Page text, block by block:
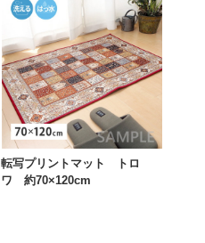
転写プリントマット トロ
ワ 約70×120cm